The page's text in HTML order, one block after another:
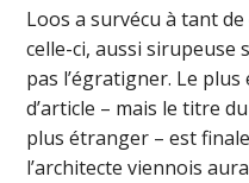
Loos a survécu à tant
celle-ci, aussi sirupeuse
pas l’égratigner. Le
d’article – mais le titre
plus étranger – est
l’architecte viennois